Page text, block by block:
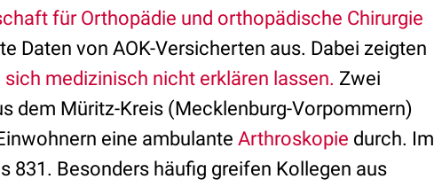
für Orthopädie und orthopädische Chirurgie
Daten von AOK-Versicherten aus. Dabei zeigten
medizinisch nicht erklären lassen. Zwei
dem Müritz-Kreis (Mecklenburg-Vorpommern)
eine ambulante Arthroskopie durch. Im
831. Besonders häufig greifen Kollegen aus